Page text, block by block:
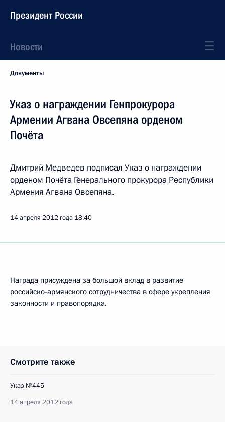
Президент России
Новости
Документы
Указ о награждении Генпрокурора
Армении Агвана Овсепяна орденом
Почёта
Дмитрий Медведев подписал Указ о награждении
орденом Почёта Генерального прокурора Республики
Армения Агвана Овсепяна.
14 апреля 2012 года 18:40
Награда присуждена за большой вклад в развитие
российско-армянского сотрудничества в сфере укрепления
законности и правопорядка.
Смотрите также
Указ №445
14 апреля 2012 года